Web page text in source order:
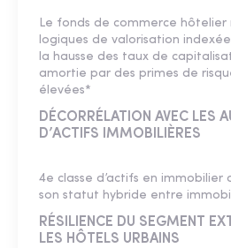
Le fonds de commerce hôtelier
logiques de valorisation
la hausse des taux de
amortie par des primes de
élevées*
DÉCORRÉLATION AVEC LES
D’ACTIFS IMMOBILIÈRES
4e classe d’actifs en immobilier
son statut hybride entre
RÉSILIENCE DU SEGMENT
LES HÔTELS URBAINS